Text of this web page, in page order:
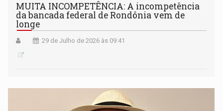
MUITA INCOMPETÊNCIA: A incompetência
da bancada federal de Rondônia vem de
longe
29 de Julho de 2026 às 09:41